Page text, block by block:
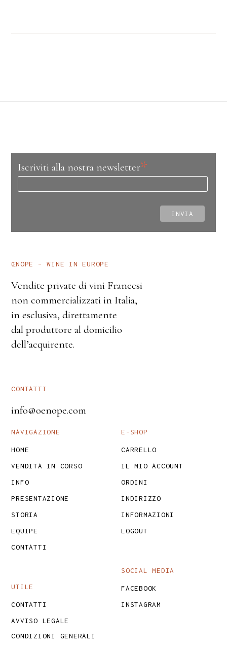
Iscriviti alla nostra newsletter*
ŒNOPE – WINE IN EUROPE
Vendite private di vini Francesi
non commercializzati in Italia,
in esclusiva, direttamente
dal produttore al domicilio
dell’acquirente.
CONTATTI
info@oenope.com
NAVIGAZIONE
HOME
VENDITA IN CORSO
INFO
PRESENTAZIONE
STORIA
EQUIPE
CONTATTI
UTILE
CONTATTI
AVVISO LEGALE
CONDIZIONI GENERALI
E-SHOP
CARRELLO
IL MIO ACCOUNT
ORDINI
INDIRIZZO
INFORMAZIONI
LOGOUT
SOCIAL MEDIA
FACEBOOK
INSTAGRAM